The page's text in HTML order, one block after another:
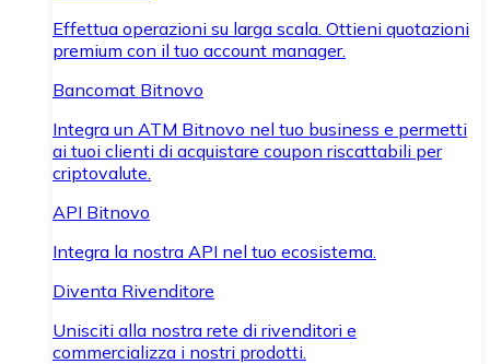
Effettua operazioni su larga scala. Ottieni quotazioni
premium con il tuo account manager.
Bancomat Bitnovo
Integra un ATM Bitnovo nel tuo business e permetti
ai tuoi clienti di acquistare coupon riscattabili per
criptovalute.
API Bitnovo
Integra la nostra API nel tuo ecosistema.
Diventa Rivenditore
Unisciti alla nostra rete di rivenditori e
commercializza i nostri prodotti.